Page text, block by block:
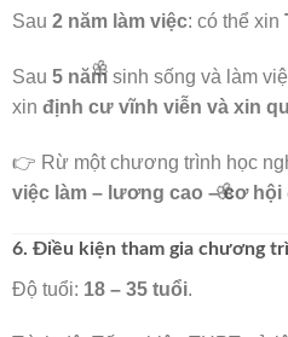
🌸
Sau 2 năm làm việc: có thể xin
Sau 5 năm sinh sống và làm
xin định cư vĩnh viễn và xin
👉 Rừ một chương trình học
việc làm – lương cao – cơ
6. Điều kiện tham gia chương
Độ tuổi: 18 – 35 tuổi.